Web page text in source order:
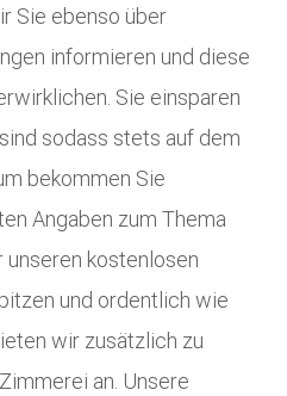
Sie ebenso über
informieren und diese
Sie einsparen
sodass stets auf dem
bekommen Sie
Angaben zum Thema
kostenlosen
und ordentlich wie
wir zusätzlich zu
an. Unsere